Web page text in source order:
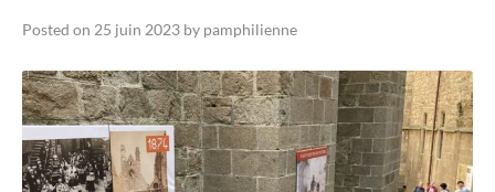
Posted on 25 juin 2023 by pamphilienne